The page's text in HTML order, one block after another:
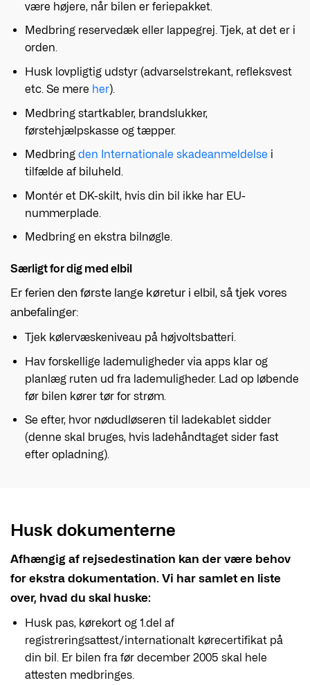
være højere, når bilen er feriepakket.
Medbring reservedæk eller lappegrej. Tjek, at det er i
orden.
Husk lovpligtig udstyr (advarselstrekant, refleksvest
etc. Se mere her).
Medbring startkabler, brandslukker,
førstehjælpskasse og tæpper.
Medbring den Internationale skadeanmeldelse i
tilfælde af biluheld.
Montér et DK-skilt, hvis din bil ikke har EU-
nummerplade.
Medbring en ekstra bilnøgle.
Særligt for dig med elbil
Er ferien den første lange køretur i elbil, så tjek vores
anbefalinger:
Tjek kølervæskeniveau på højvoltsbatteri.
Hav forskellige lademuligheder via apps klar og
planlæg ruten ud fra lademuligheder. Lad op løbende
før bilen kører tør for strøm.
Se efter, hvor nødudløseren til ladekablet sidder
(denne skal bruges, hvis ladehåndtaget sider fast
efter opladning).
Husk dokumenterne
Afhængig af rejsedestination kan der være behov
for ekstra dokumentation. Vi har samlet en liste
over, hvad du skal huske:
Husk pas, kørekort og 1.del af
registreringsattest/internationalt kørecertifikat på
din bil. Er bilen fra før december 2005 skal hele
attesten medbringes.